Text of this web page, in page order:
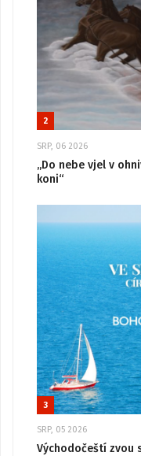
2
SRP, 06 2026
„Do nebe vjel v
koni“
3
SRP, 05 2026
Východočeští zvou